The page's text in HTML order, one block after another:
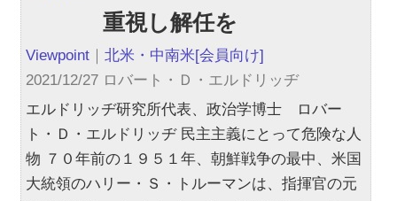
重視し解任を
Viewpoint ｜北米・中南米[会員向け]
2021/12/27 ロバート・Ｄ・エルドリッヂ
エルドリッヂ研究所代表、政治学博士 ロバー
ト・Ｄ・エルドリッヂ 民主主義にとって危険な人
物 ７０年前の１９５１年、朝鮮戦争の最中、米国
大統領のハリー・Ｓ・トルーマンは、指揮官の元